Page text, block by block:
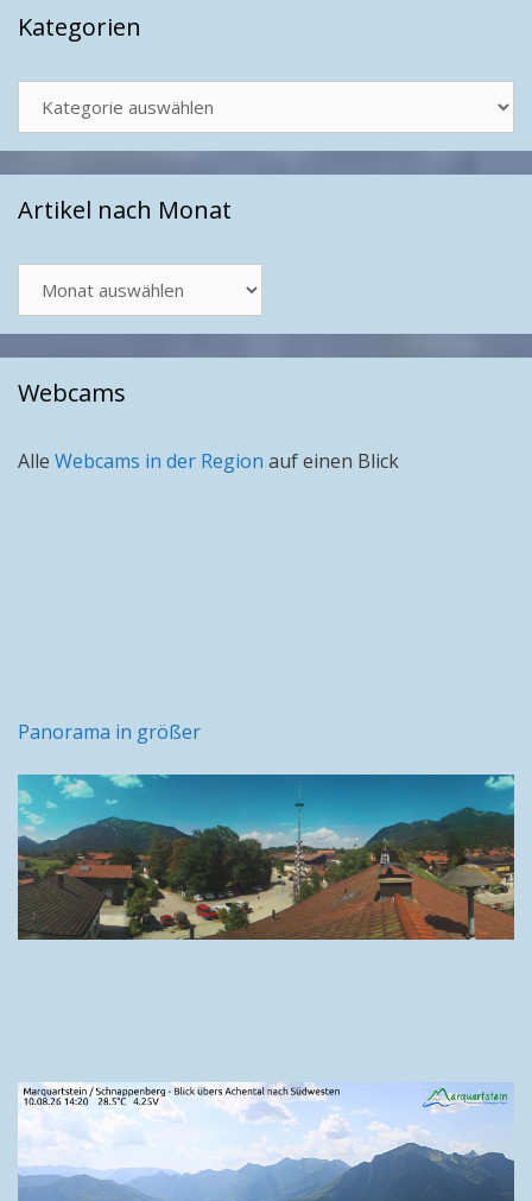
Kategorien
Artikel nach Monat
nach
Monat
Webcams
Alle Webcams in der Region auf einen Blick
Panorama in größer